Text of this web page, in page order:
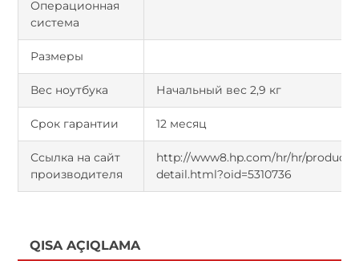
Операционная
система
Размеры
Вес ноутбука Начальный вес 2,9 кг
Срок гарантии 12 месяц
Ссылка на сайт
производителя
http://www8.hp.com/hr/hr/
detail.html?oid=5310736
QISA AÇIQLAMA